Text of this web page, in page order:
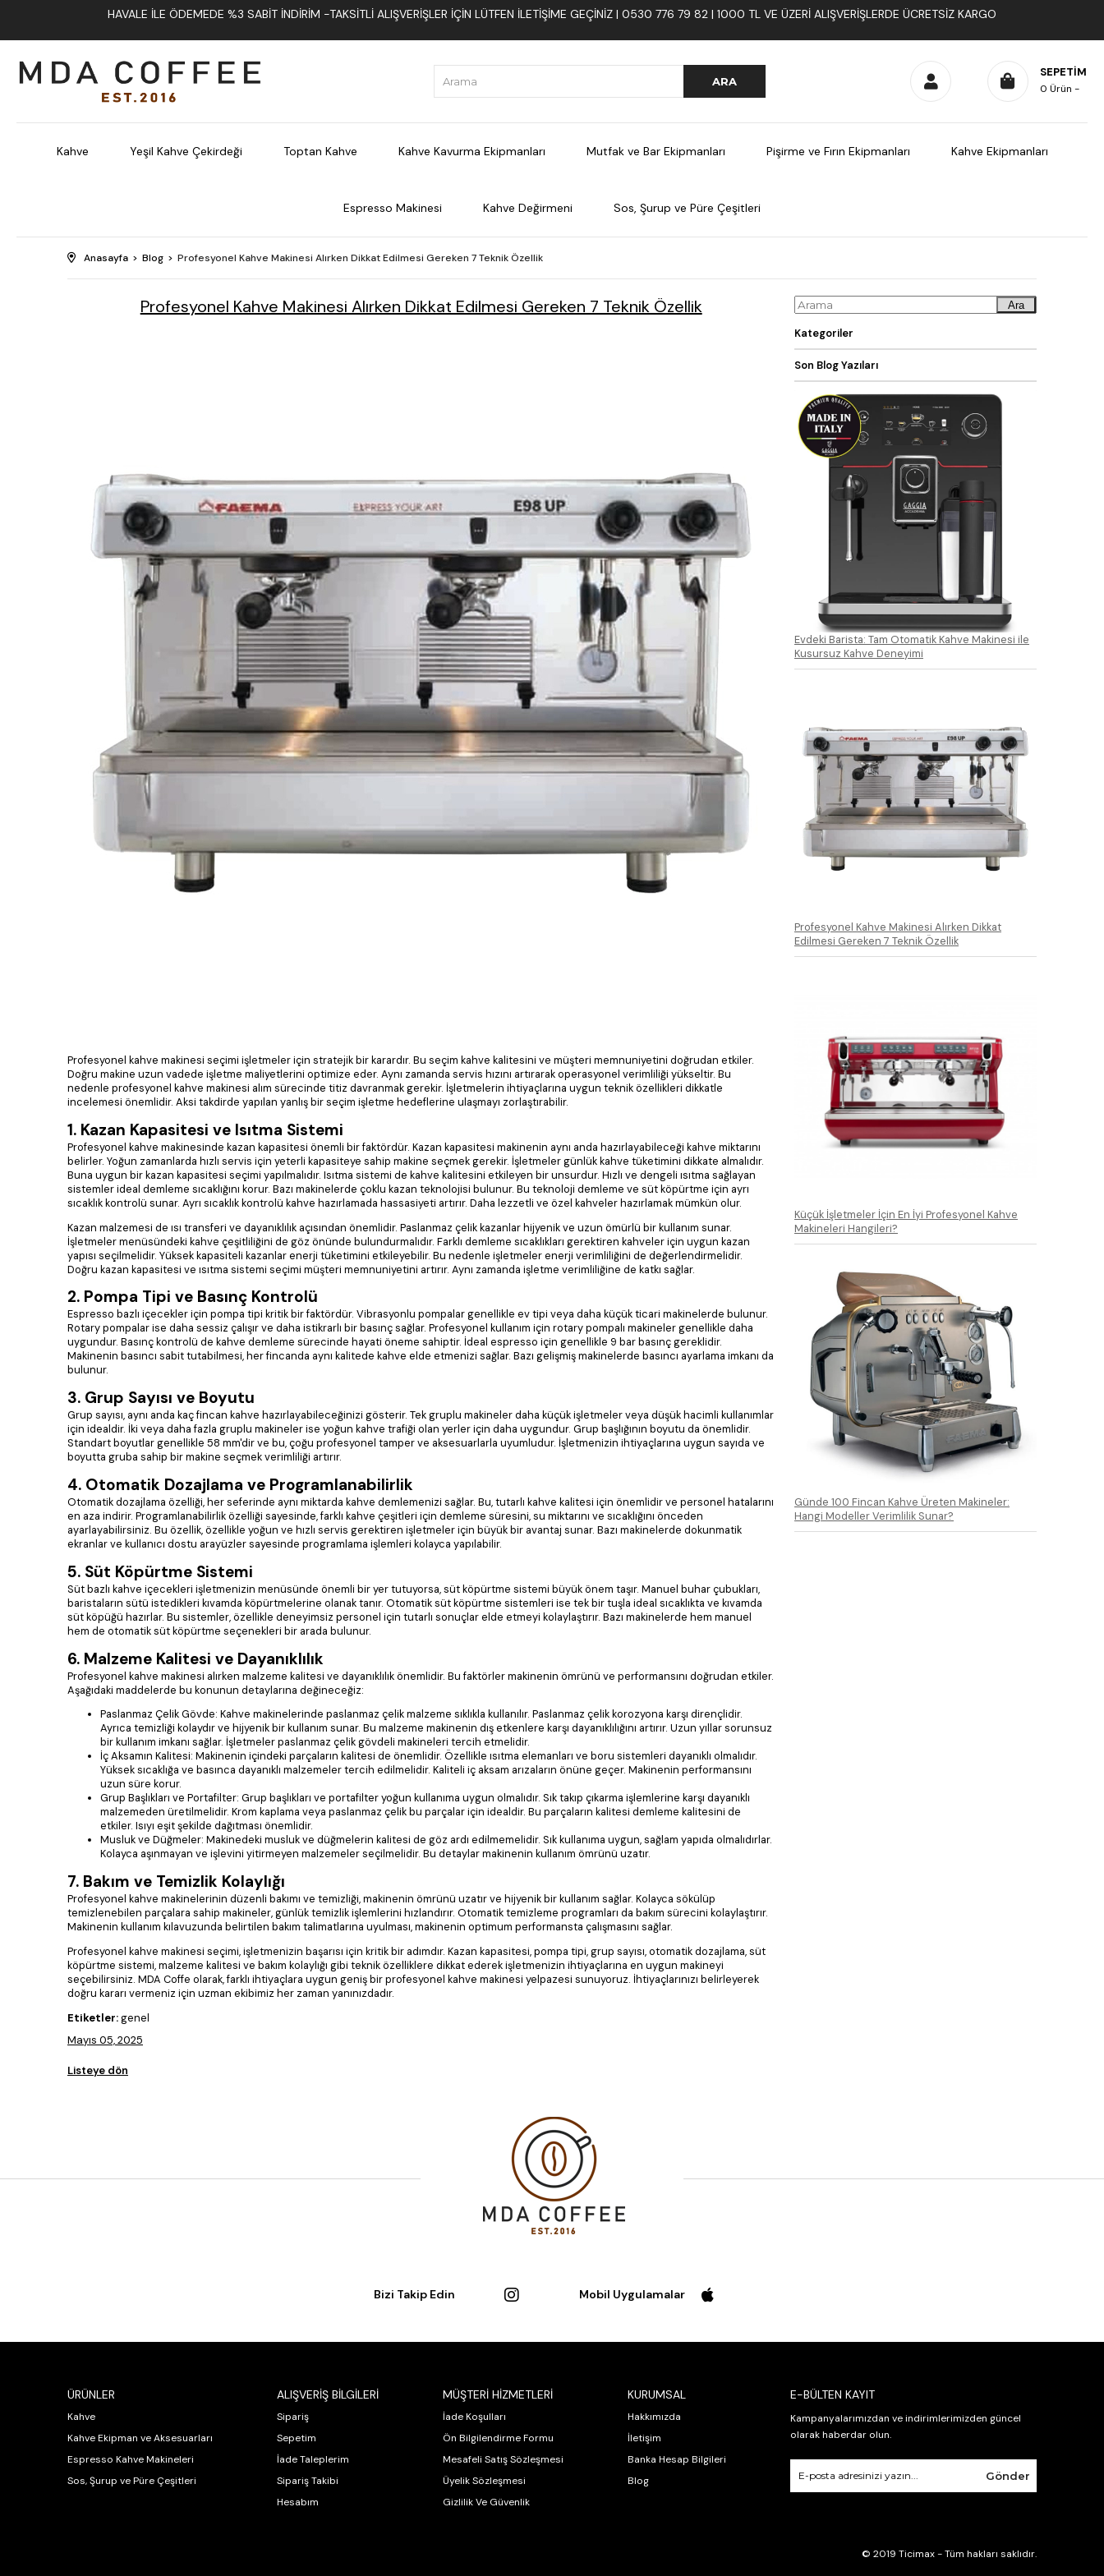
HAVALE İLE ÖDEMEDE %3 SABIT İNDIRIM -TAKSITLI ALIŞVERIŞLER İÇIN LÜTFEN ILETIŞIME GEÇINIZ | 0530 776 79 82 | 1000 TL VE ÜZERI ALIŞVERIŞLERDE ÜCRETSIZ KARGO
SEPETIM
0 Ürün
Kahve Yeşil Kahve Çekirdeği Toptan Kahve Kahve Kavurma Ekipmanları Mutfak ve Bar Ekipmanları Pişirme ve Fırın Ekipmanları Kahve Ekipmanları
Espresso Makinesi Kahve Değirmeni Sos, Şurup ve Püre Çeşitleri
Anasayfa Blog Profesyonel Kahve Makinesi Alırken Dikkat Edilmesi Gereken 7 Teknik Özellik
Profesyonel Kahve Makinesi Alırken Dikkat Edilmesi Gereken 7 Teknik Özellik
Profesyonel kahve makinesi seçimi işletmeler için stratejik bir karardır. Bu seçim kahve kalitesini ve müşteri memnuniyetini doğrudan etkiler.
Doğru makine uzun vadede işletme maliyetlerini optimize eder. Aynı zamanda servis hızını artırarak operasyonel verimliliği yükseltir. Bu
nedenle profesyonel kahve makinesi alım sürecinde titiz davranmak gerekir. İşletmelerin ihtiyaçlarına uygun teknik özellikleri dikkatle
incelemesi önemlidir. Aksi takdirde yapılan yanlış bir seçim işletme hedeflerine ulaşmayı zorlaştırabilir.
1. Kazan Kapasitesi ve Isıtma Sistemi
Profesyonel kahve makinesinde kazan kapasitesi önemli bir faktördür. Kazan kapasitesi makinenin aynı anda hazırlayabileceği kahve miktarını
belirler. Yoğun zamanlarda hızlı servis için yeterli kapasiteye sahip makine seçmek gerekir. İşletmeler günlük kahve tüketimini dikkate almalıdır.
Buna uygun bir kazan kapasitesi seçimi yapılmalıdır. Isıtma sistemi de kahve kalitesini etkileyen bir unsurdur. Hızlı ve dengeli ısıtma sağlayan
sistemler ideal demleme sıcaklığını korur. Bazı makinelerde çoklu kazan teknolojisi bulunur. Bu teknoloji demleme ve süt köpürtme için ayrı
sıcaklık kontrolü sunar. Ayrı sıcaklık kontrolü kahve hazırlamada hassasiyeti artırır. Daha lezzetli ve özel kahveler hazırlamak mümkün olur.
Kazan malzemesi de ısı transferi ve dayanıklılık açısından önemlidir. Paslanmaz çelik kazanlar hijyenik ve uzun ömürlü bir kullanım sunar.
İşletmeler menüsündeki kahve çeşitliliğini de göz önünde bulundurmalıdır. Farklı demleme sıcaklıkları gerektiren kahveler için uygun kazan
yapısı seçilmelidir. Yüksek kapasiteli kazanlar enerji tüketimini etkileyebilir. Bu nedenle işletmeler enerji verimliliğini de değerlendirmelidir.
Doğru kazan kapasitesi ve ısıtma sistemi seçimi müşteri memnuniyetini artırır. Aynı zamanda işletme verimliliğine de katkı sağlar.
2. Pompa Tipi ve Basınç Kontrolü
Espresso bazlı içecekler için pompa tipi kritik bir faktördür. Vibrasyonlu pompalar genellikle ev tipi veya daha küçük ticari makinelerde bulunur.
Rotary pompalar ise daha sessiz çalışır ve daha istikrarlı bir basınç sağlar. Profesyonel kullanım için rotary pompalı makineler genellikle daha
uygundur. Basınç kontrolü de kahve demleme sürecinde hayati öneme sahiptir. İdeal espresso için genellikle 9 bar basınç gereklidir.
Makinenin basıncı sabit tutabilmesi, her fincanda aynı kalitede kahve elde etmenizi sağlar. Bazı gelişmiş makinelerde basıncı ayarlama imkanı da
bulunur.
3. Grup Sayısı ve Boyutu
Grup sayısı, aynı anda kaç fincan kahve hazırlayabileceğinizi gösterir. Tek gruplu makineler daha küçük işletmeler veya düşük hacimli kullanımlar
için idealdir. İki veya daha fazla gruplu makineler ise yoğun kahve trafiği olan yerler için daha uygundur. Grup başlığının boyutu da önemlidir.
Standart boyutlar genellikle 58 mm'dir ve bu, çoğu profesyonel tamper ve aksesuarlarla uyumludur. İşletmenizin ihtiyaçlarına uygun sayıda ve
boyutta gruba sahip bir makine seçmek verimliliği artırır.
4. Otomatik Dozajlama ve Programlanabilirlik
Otomatik dozajlama özelliği, her seferinde aynı miktarda kahve demlemenizi sağlar. Bu, tutarlı kahve kalitesi için önemlidir ve personel hatalarını
en aza indirir. Programlanabilirlik özelliği sayesinde, farklı kahve çeşitleri için demleme süresini, su miktarını ve sıcaklığını önceden
ayarlayabilirsiniz. Bu özellik, özellikle yoğun ve hızlı servis gerektiren işletmeler için büyük bir avantaj sunar. Bazı makinelerde dokunmatik
ekranlar ve kullanıcı dostu arayüzler sayesinde programlama işlemleri kolayca yapılabilir.
5. Süt Köpürtme Sistemi
Süt bazlı kahve içecekleri işletmenizin menüsünde önemli bir yer tutuyorsa, süt köpürtme sistemi büyük önem taşır. Manuel buhar çubukları,
baristaların sütü istedikleri kıvamda köpürtmelerine olanak tanır. Otomatik süt köpürtme sistemleri ise tek bir tuşla ideal sıcaklıkta ve kıvamda
süt köpüğü hazırlar. Bu sistemler, özellikle deneyimsiz personel için tutarlı sonuçlar elde etmeyi kolaylaştırır. Bazı makinelerde hem manuel
hem de otomatik süt köpürtme seçenekleri bir arada bulunur.
6. Malzeme Kalitesi ve Dayanıklılık
Profesyonel kahve makinesi alırken malzeme kalitesi ve dayanıklılık önemlidir. Bu faktörler makinenin ömrünü ve performansını doğrudan etkiler.
Aşağıdaki maddelerde bu konunun detaylarına değineceğiz:
Paslanmaz Çelik Gövde: Kahve makinelerinde paslanmaz çelik malzeme sıklıkla kullanılır. Paslanmaz çelik korozyona karşı dirençlidir.
Ayrıca temizliği kolaydır ve hijyenik bir kullanım sunar. Bu malzeme makinenin dış etkenlere karşı dayanıklılığını artırır. Uzun yıllar sorunsuz
bir kullanım imkanı sağlar. İşletmeler paslanmaz çelik gövdeli makineleri tercih etmelidir.
İç Aksamın Kalitesi: Makinenin içindeki parçaların kalitesi de önemlidir. Özellikle ısıtma elemanları ve boru sistemleri dayanıklı olmalıdır.
Yüksek sıcaklığa ve basınca dayanıklı malzemeler tercih edilmelidir. Kaliteli iç aksam arızaların önüne geçer. Makinenin performansını
uzun süre korur.
Grup Başlıkları ve Portafilter: Grup başlıkları ve portafilter yoğun kullanıma uygun olmalıdır. Sık takıp çıkarma işlemlerine karşı dayanıklı
malzemeden üretilmelidir. Krom kaplama veya paslanmaz çelik bu parçalar için idealdir. Bu parçaların kalitesi demleme kalitesini de
etkiler. Isıyı eşit şekilde dağıtması önemlidir.
Musluk ve Düğmeler: Makinedeki musluk ve düğmelerin kalitesi de göz ardı edilmemelidir. Sık kullanıma uygun, sağlam yapıda olmalıdırlar.
Kolayca aşınmayan ve işlevini yitirmeyen malzemeler seçilmelidir. Bu detaylar makinenin kullanım ömrünü uzatır.
7. Bakım ve Temizlik Kolaylığı
Profesyonel kahve makinelerinin düzenli bakımı ve temizliği, makinenin ömrünü uzatır ve hijyenik bir kullanım sağlar. Kolayca sökülüp
temizlenebilen parçalara sahip makineler, günlük temizlik işlemlerini hızlandırır. Otomatik temizleme programları da bakım sürecini kolaylaştırır.
Makinenin kullanım kılavuzunda belirtilen bakım talimatlarına uyulması, makinenin optimum performansta çalışmasını sağlar.
Profesyonel kahve makinesi seçimi, işletmenizin başarısı için kritik bir adımdır. Kazan kapasitesi, pompa tipi, grup sayısı, otomatik dozajlama, süt
köpürtme sistemi, malzeme kalitesi ve bakım kolaylığı gibi teknik özelliklere dikkat ederek işletmenizin ihtiyaçlarına en uygun makineyi
seçebilirsiniz. MDA Coffe olarak, farklı ihtiyaçlara uygun geniş bir profesyonel kahve makinesi yelpazesi sunuyoruz. İhtiyaçlarınızı belirleyerek
doğru kararı vermeniz için uzman ekibimiz her zaman yanınızdadır.
Etiketler:genel
Mayıs 05, 2025
Listeye dön
Ara
Kategoriler
Son Blog Yazıları
Evdeki Barista: Tam Otomatik Kahve Makinesi ile
Kusursuz Kahve Deneyimi
Profesyonel Kahve Makinesi Alırken Dikkat
Edilmesi Gereken 7 Teknik Özellik
Küçük İşletmeler İçin En İyi Profesyonel Kahve
Makineleri Hangileri?
Günde 100 Fincan Kahve Üreten Makineler:
Hangi Modeller Verimlilik Sunar?
Bizi Takip Edin Mobil Uygulamalar
ÜRÜNLER
Kahve
Kahve Ekipman ve Aksesuarları
Espresso Kahve Makineleri
Sos, Şurup ve Püre Çeşitleri
ALIŞVERİŞ BİLGİLERİ
Sipariş
Sepetim
İade Taleplerim
Sipariş Takibi
Hesabım
MÜŞTERİ HİZMETLERİ
İade Koşulları
Ön Bilgilendirme Formu
Mesafeli Satış Sözleşmesi
Üyelik Sözleşmesi
Gizlilik Ve Güvenlik
KURUMSAL
Hakkımızda
İletişim
Banka Hesap Bilgileri
Blog
E-BÜLTEN KAYIT
Kampanyalarımızdan ve indirimlerimizden güncel
olarak haberdar olun.
Gönder
© 2019 Ticimax - Tüm hakları saklıdır.